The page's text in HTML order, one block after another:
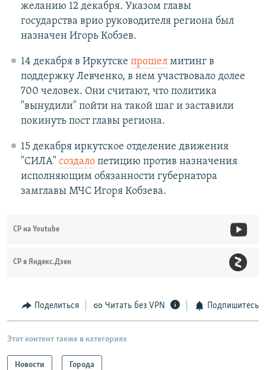
желанию 12 декабря. Указом главы
государства врио руководителя региона был
назначен Игорь Кобзев.
14 декабря в Иркутске прошелмитинг в
поддержку Левченко, в нем участвовало долее
700 человек. Они считают, что политика
"вынудили" пойти на такой шаг и заставили
покинуть пост главы региона.
15 декабря иркутское отделение движения
"СИЛА" создалопетицию против назначения
исполняющим обязанности губернатора
замглавы МЧС Игоря Кобзева.
СР на Youtube
СР в Яндекс.Дзен
Поделиться Читать без VPN Подпишитесь
Этот контент также в категориях
Новости Города